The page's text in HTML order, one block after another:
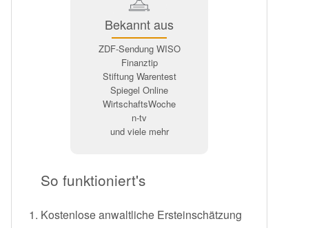
Bekannt aus
ZDF-Sendung WISO
Finanztip
Stiftung Warentest
Spiegel Online
WirtschaftsWoche
n-tv
und viele mehr
So funktioniert's
Kostenlose anwaltliche Ersteinschätzung